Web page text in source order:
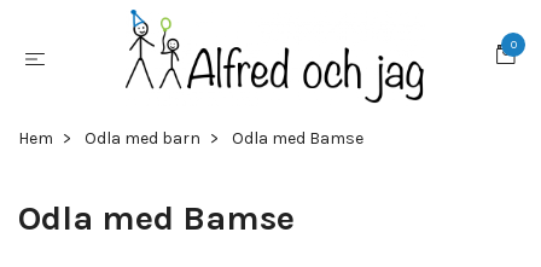
0
Hem Odla med barn Odla med Bamse
Odla med Bamse